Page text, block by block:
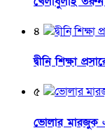
৪
দ্বীনি শিক্ষা
৫
ভোলার মারজুক